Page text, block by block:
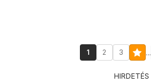
1 2 3 ...
HIRDETÉS